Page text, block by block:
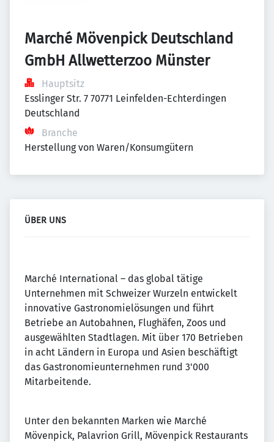
Marché Mövenpick Deutschland
GmbH Allwetterzoo Münster
Hauptsitz
Esslinger Str. 7 70771 Leinfelden-Echterdingen
Deutschland
Branche
Herstellung von Waren/Konsumgütern
ÜBER UNS
Marché International – das global tätige
Unternehmen mit Schweizer Wurzeln entwickelt
innovative Gastronomielösungen und führt
Betriebe an Autobahnen, Flughäfen, Zoos und
ausgewählten Stadtlagen. Mit über 170 Betrieben
in acht Ländern in Europa und Asien beschäftigt
das Gastronomieunternehmen rund 3'000
Mitarbeitende.
Unter den bekannten Marken wie Marché
Mövenpick, Palavrion Grill, Mövenpick Restaurants